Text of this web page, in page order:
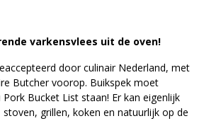
varkensvlees uit de oven!
door culinair Nederland, met
Butcher voorop. Buikspek moet
Bucket List staan! Er kan eigenlijk
grillen, koken en natuurlijk op de